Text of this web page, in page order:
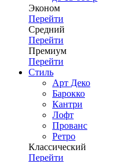
Эконом
Перейти
Средний
Перейти
Премиум
Перейти
Стиль
Арт Деко
Барокко
Кантри
Лофт
Прованс
Ретро
Классический
Перейти